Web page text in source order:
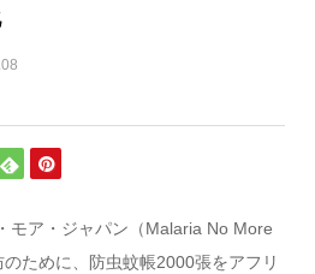
モア・ジャパン（Malaria No More
ために、防虫蚊帳2000張をアフリ